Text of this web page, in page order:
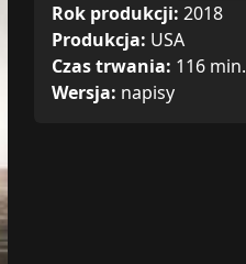
Rok produkcji: 2018
Produkcja: USA
Czas trwania: 116 min.
Wersja: napisy